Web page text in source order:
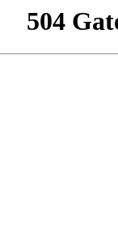
504